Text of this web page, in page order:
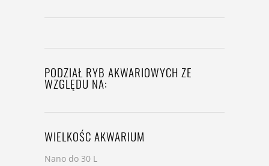
PODZIAŁ RYB AKWARIOWYCH ZE
WZGLĘDU NA:
WIELKOŚC AKWARIUM
Nano do 30 L